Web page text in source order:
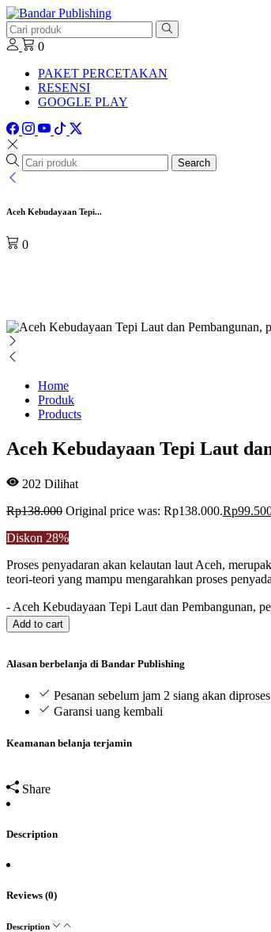
0
PAKET PERCETAKAN
RESENSI
GOOGLE PLAY
Search
Aceh Kebudayaan Tepi...
0
Home
Produk
Products
Aceh Kebudayaan Tepi Laut
202 Dilihat
Rp138.000 Original price was: Rp138.000.Rp
Diskon 28%
Proses penyadaran akan kelautan laut Aceh,
teori-teori yang mampu mengarahkan proses
- Aceh Kebudayaan Tepi Laut dan Pembangunan,
Add to cart
Alasan berbelanja di Bandar Publishing
Pesanan sebelum jam 2 siang akan
Garansi uang kembali
Keamanan belanja terjamin
Share
Description
Reviews (0)
Description